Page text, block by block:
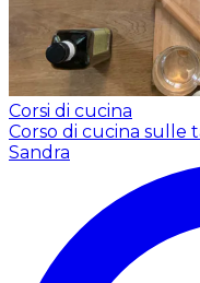
Corsi di cucina
Corso di cucina sulle
Sandra